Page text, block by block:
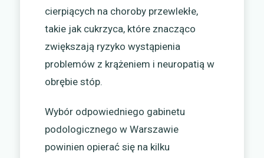
cierpiących na choroby przewlekłe,
takie jak cukrzyca, które znacząco
zwiększają ryzyko wystąpienia
problemów z krążeniem i neuropatią w
obrębie stóp.
Wybór odpowiedniego gabinetu
podologicznego w Warszawie
powinien opierać się na kilku